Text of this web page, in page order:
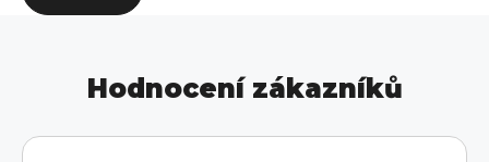
Hodnocení zákazníků